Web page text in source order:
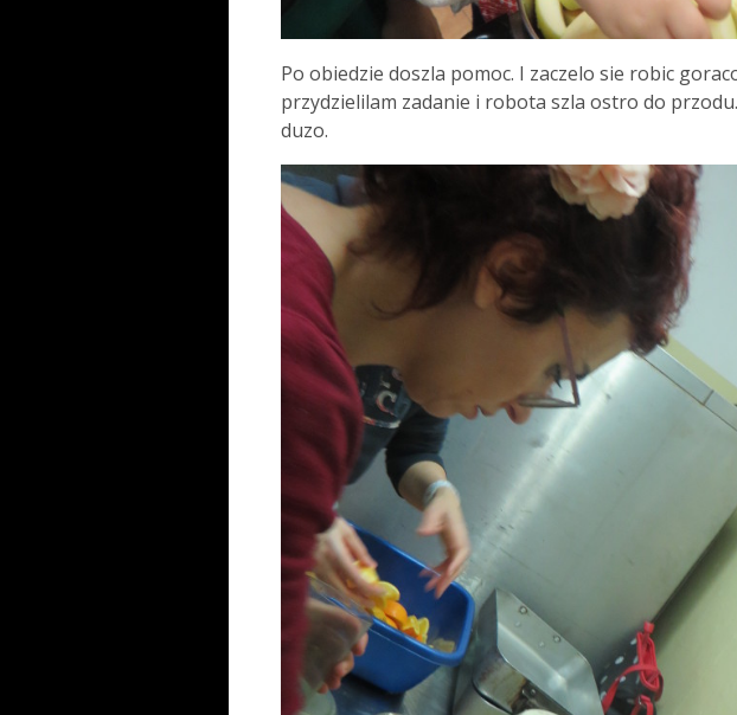
Po obiedzie doszla pomoc. I zaczelo sie robic
przydzielilam zadanie i robota szla ostro do
duzo.